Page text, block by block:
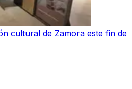
cultural de Zamora este fin de